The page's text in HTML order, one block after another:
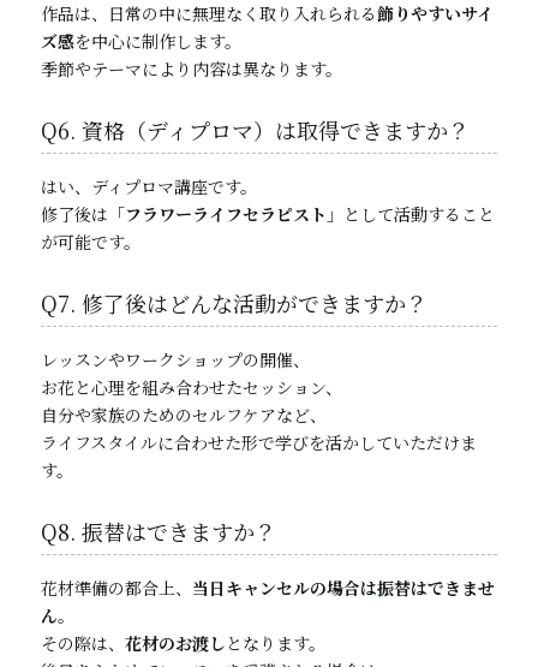
作品は、日常の中に無理なく取り入れられる飾りやすいサイ
ズ感を中心に制作します。
季節やテーマにより内容は異なります。
Q6. 資格（ディプロマ）は取得できますか？
はい、ディプロマ講座です。
修了後は「フラワーライフセラピスト 」として活動すること
が可能です。
Q7. 修了後はどんな活動ができますか？
レッスンやワークショップの開催、
お花と心理を組み合わせたセッション、
自分や家族のためのセルフケアなど、
ライフスタイルに合わせた形で学びを活かしていただけま
す。
Q8. 振替はできますか？
花材準備の都合上、 当日キャンセルの場合は振替はできませ
ん。
その際は、 花材のお渡し となります。